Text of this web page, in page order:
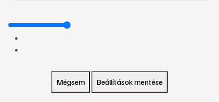
Mégsem Beállítások mentése